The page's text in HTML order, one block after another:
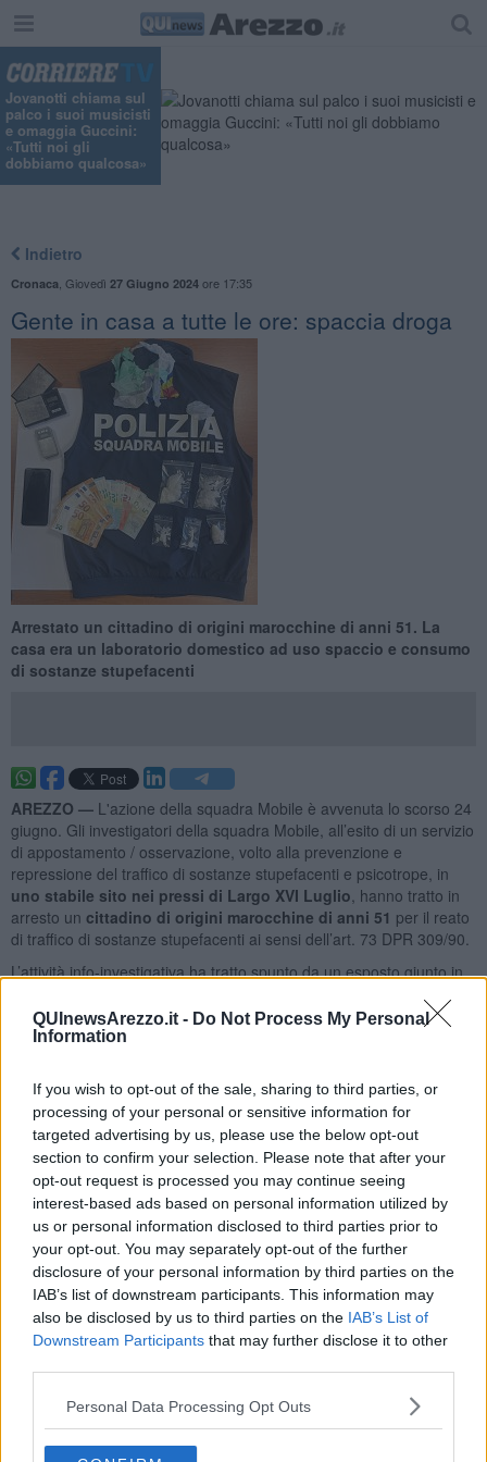
QUInewsArezzo.it - Do Not Process My Personal
Information
If you wish to opt-out of the sale, sharing to third parties, or
processing of your personal or sensitive information for
targeted advertising by us, please use the below opt-out
section to confirm your selection. Please note that after your
opt-out request is processed you may continue seeing
interest-based ads based on personal information utilized by
us or personal information disclosed to third parties prior to
your opt-out. You may separately opt-out of the further
disclosure of your personal information by third parties on the
IAB’s list of downstream participants. This information may
also be disclosed by us to third parties on the IAB’s List of
Downstream Participants that may further disclose it to other
Personal Data Processing Opt Outs
Jovanotti chiama sul
palco i suoi musicisti
e omaggia Guccini:
«Tutti noi gli
dobbiamo qualcosa»
Indietro
Cronaca Giovedì 27 Giugno 2024ore 17:35
Gente in casa a tutte le ore: spaccia droga
Arrestato un cittadino di origini marocchine di anni 51. La
casa era un laboratorio domestico ad uso spaccio e consumo
di sostanze stupefacenti
AREZZO — L'azione della squadra Mobile è avvenuta lo scorso 24
giugno. Gli investigatori della squadra Mobile, all’esito di un servizio
di appostamento / osservazione, volto alla prevenzione e
repressione del traffico di sostanze stupefacenti e psicotrope, in
uno stabile sito nei pressi di Largo XVI Luglio , hanno tratto in
arresto un cittadino di origini marocchine di anni 51 per il reato
di traffico di sostanze stupefacenti ai sensi dell’art. 73 DPR 309/90.
L’attività info-investigativa ha tratto spunto da un esposto giunto in
risultato domiciliare l’indagato, si registrava sempre un grande via
vai di persone a tutte le ore del giorno e della notte.
L’attività di appostamento posta in essere dagli investigatori della
Squadra Mobile ha permesso di appurare l’attività di spaccio; in
particolare venivano fermati, nelle settimane precedenti all’arresto,
alcuni acquirenti i quali venivano trovati all’uscita dallo stabile in
questione, in possesso di diverse dosi di varie sostanze
stupefacenti e, una volta segnalati ai sensi dell’art. 75 DPR 309/90,
fornivano una sommaria descrizione dell’uomo dal quale si
approvvigionavano oltre ad ulteriori elementi che, all’esito di
ulteriori approfondimenti e riscontri, portavano a ritenere fondati gli
indizi di reità posti a carico del soggetto marocchino poi arrestato.
l’acquirente e ottenute da questi indicazioni sul conto del venditore,
decidevamo di effettuare una perquisizione personale e domiciliare
secondo le garanzie di legge.